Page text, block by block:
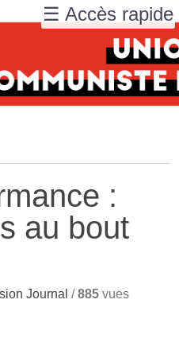
:
au bout
Journal /885 vues
☰ Accès rapide